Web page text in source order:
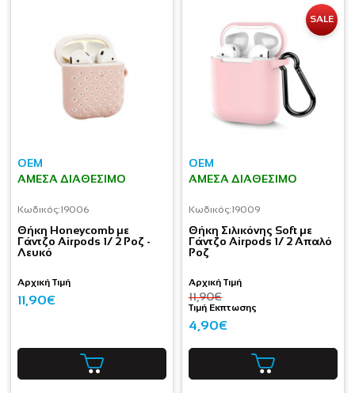
OEM
ΆΜΕΣΑ ΔΙΑΘΈΣΙΜΟ
Κωδικός:19006
Θήκη Honeycomb με
Γάντζο Airpods 1/ 2 Ροζ -
Λευκό
Αρχική Τιμή
11,90€
SALE
OEM
ΆΜΕΣΑ ΔΙΑΘΈΣΙΜΟ
Κωδικός:19009
Θήκη Σιλικόνης Soft με
Γάντζο Airpods 1/ 2 Απαλό
Ροζ
Αρχική Τιμή
11,90€
Τιμή Εκπτωσης
4,90€